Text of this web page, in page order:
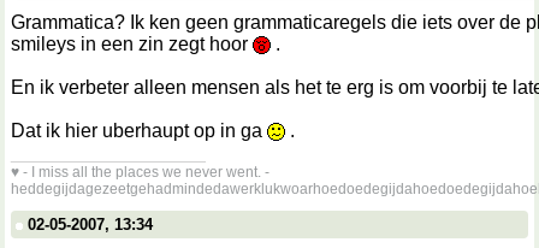
Grammatica? Ik ken geen grammaticaregels die iets over de
smileys in een zin zegt hoor
.
En ik verbeter alleen mensen als het te erg is om voorbij te
Dat ik hier uberhaupt op in ga
.
♥ - I miss all the places we never went. -
02-05-2007, 13:34